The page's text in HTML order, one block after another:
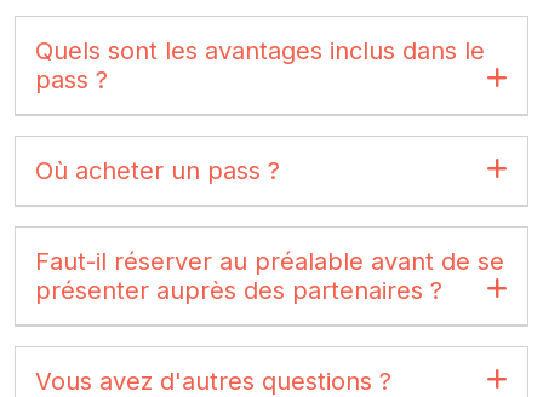
Quels sont les avantages inclus dans le
pass ?
Où acheter un pass ?
Faut-il réserver au préalable avant de se
présenter auprès des partenaires ?
Vous avez d'autres questions ?